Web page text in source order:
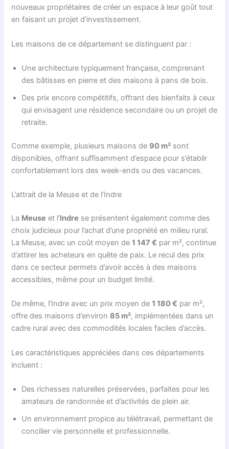
nouveaux propriétaires de créer un espace à leur goût tout
en faisant un projet d’investissement.
Les maisons de ce département se distinguent par :
Une architecture typiquement française, comprenant
des bâtisses en pierre et des maisons à pans de bois.
Des prix encore compétitifs, offrant des bienfaits à ceux
qui envisagent une résidence secondaire ou un projet de
retraite.
Comme exemple, plusieurs maisons de 90 m² sont
disponibles, offrant suffisamment d’espace pour s’établir
confortablement lors des week-ends ou des vacances.
L’attrait de la Meuse et de l’Indre
La Meuse et l’Indre se présentent également comme des
choix judicieux pour l’achat d’une propriété en milieu rural.
La Meuse, avec un coût moyen de1 147 € par m², continue
d’attirer les acheteurs en quête de paix. Le recul des prix
dans ce secteur permets d’avoir accès à des maisons
accessibles, même pour un budget limité.
De même, l’Indre avec un prix moyen de1 180 € par m²,
offre des maisons d’environ85 m², implémentées dans un
cadre rural avec des commodités locales faciles d’accès.
Les caractéristiques appréciées dans ces départements
incluent :
Des richesses naturelles préservées, parfaites pour les
amateurs de randonnée et d’activités de plein air.
Un environnement propice au télétravail, permettant de
concilier vie personnelle et professionnelle.